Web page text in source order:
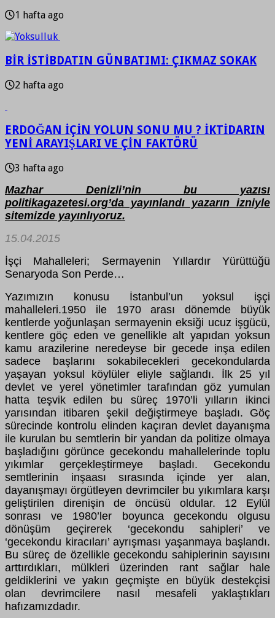
1 hafta ago
BİR İSTİBDATIN GÜNBATIMI: ÇIKMAZ SOKAK
2 hafta ago
ERDOĞAN İÇİN YOLUN SONU MU ? İKTİDARIN
YENİ ARAYIŞLARI VE ÇİN FAKTÖRÜ
3 hafta ago
Mazhar Denizli’nin bu yazısı
politikagazetesi.org’da yayınlandı yazarın izniyle
sitemizde yayınlıyoruz.
15.04.2015
İşçi Mahalleleri; Sermayenin Yıllardır Yürüttüğü
Senaryoda Son Perde…
Yazımızın konusu İstanbul’un yoksul işçi
mahalleleri.1950 ile 1970 arası dönemde büyük
kentlerde yoğunlaşan sermayenin eksiği ucuz işgücü,
kentlere göç eden ve genellikle alt yapıdan yoksun
kamu arazilerine neredeyse bir gecede inşa edilen
sadece başlarını sokabilecekleri gecekondularda
yaşayan yoksul köylüler eliyle sağlandı. İlk 25 yıl
devlet ve yerel yönetimler tarafından göz yumulan
hatta teşvik edilen bu süreç 1970’li yılların ikinci
yarısından itibaren şekil değiştirmeye başladı. Göç
sürecinde kontrolu elinden kaçıran devlet dayanışma
ile kurulan bu semtlerin bir yandan da politize olmaya
başladığını görünce gecekondu mahallelerinde toplu
yıkımlar gerçekleştirmeye başladı. Gecekondu
semtlerinin inşaası sırasında içinde yer alan,
dayanışmayı örgütleyen devrimciler bu yıkımlara karşı
geliştirilen direnişin de öncüsü oldular. 12 Eylül
sonrası ve 1980’ler boyunca gecekondu olgusu
dönüşüm geçirerek ‘gecekondu sahipleri’ ve
‘gecekondu kiracıları’ ayrışması yaşanmaya başlandı.
Bu süreç de özellikle gecekondu sahiplerinin sayısını
arttırdıkları, mülkleri üzerinden rant sağlar hale
geldiklerini ve yakın geçmişte en büyük destekçisi
olan devrimcilere nasıl mesafeli yaklaştıkları
hafızamızdadır.